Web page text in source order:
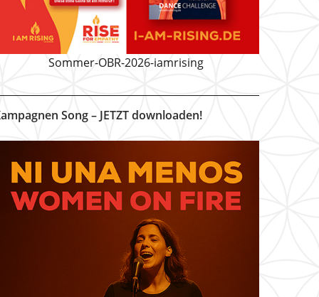
Sommer-OBR-2026-iamrising
Song – JETZT downloaden!